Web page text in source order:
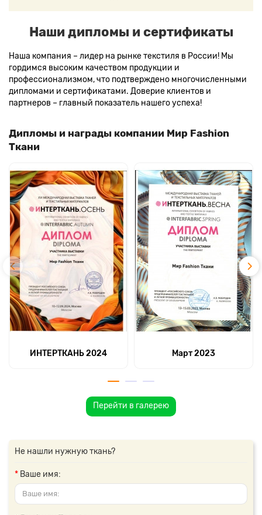
Наши дипломы и сертификаты
Наша компания – лидер на рынке текстиля в России! Мы
гордимся высоким качеством продукции и
профессионализмом, что подтверждено многочисленными
дипломами и сертификатами. Доверие клиентов и
партнеров – главный показатель нашего успеха!
Дипломы и награды компании Мир Fashion
Ткани
ИНТЕРТКАНЬ 2024 Март 2023
Перейти в галерею
Не нашли нужную ткань?
Ваше имя: